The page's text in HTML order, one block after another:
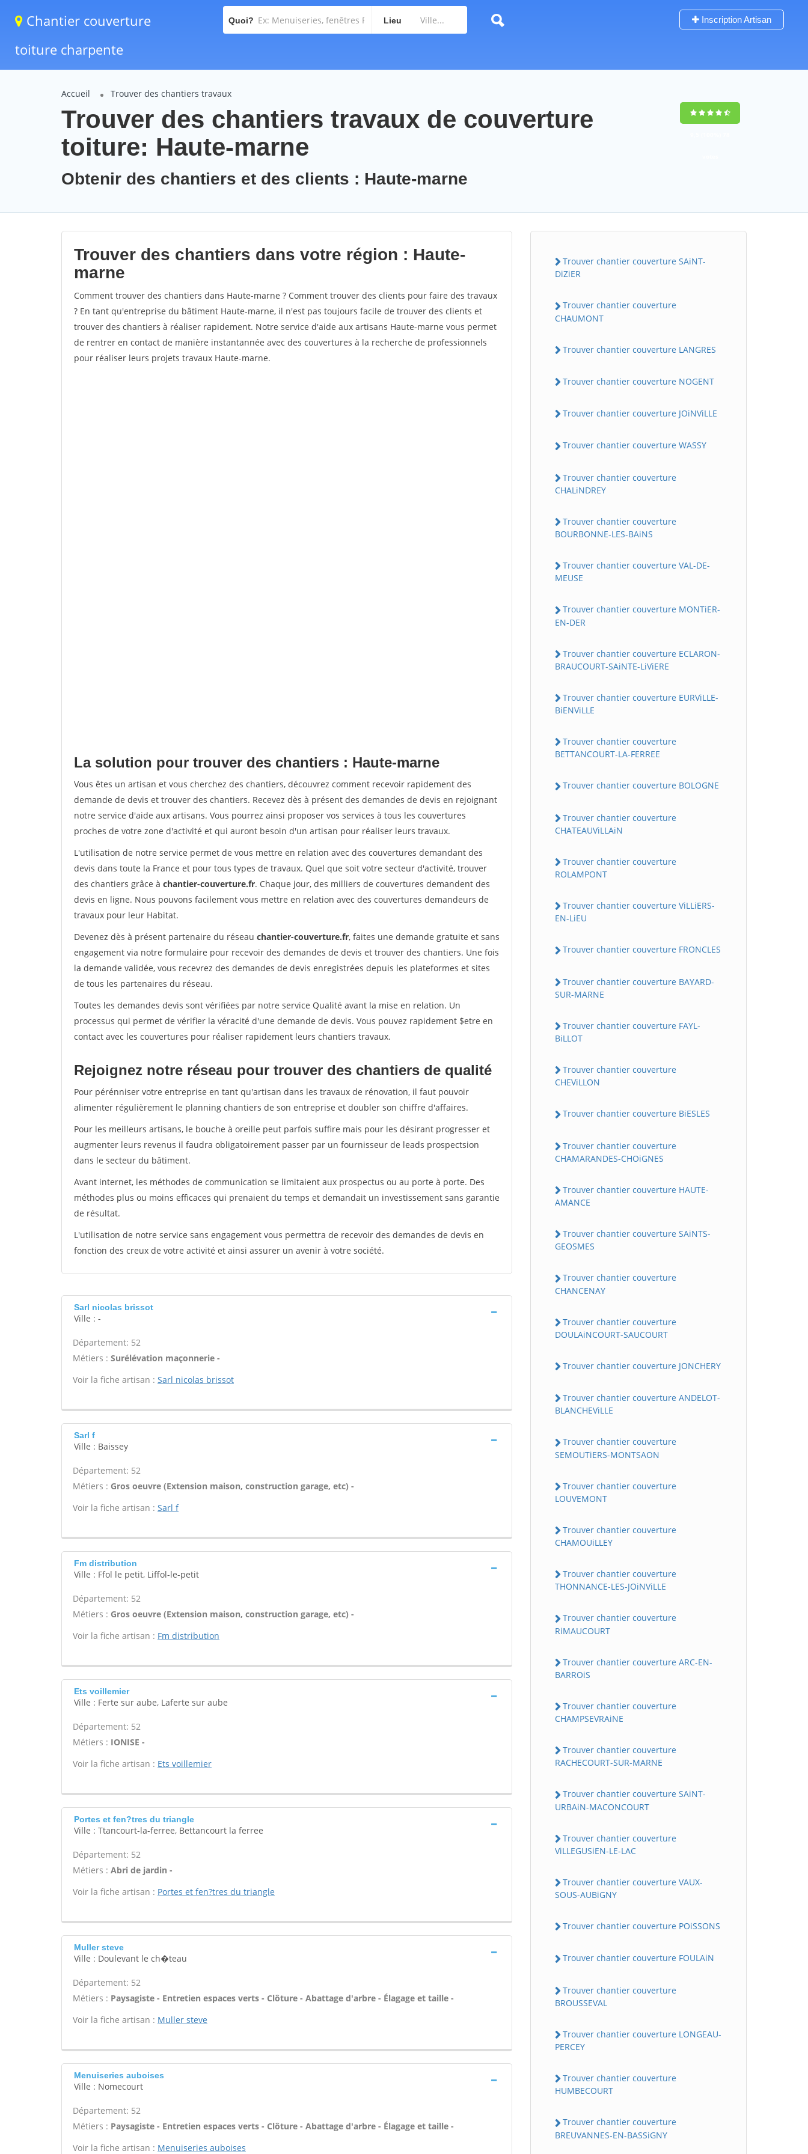
Chantier couverture
toiture charpente
Quoi? Lieu Inscription Artisan
Accueil Trouver des chantiers travaux
Trouver des chantiers travaux de couverture
toiture: Haute-marne
Obtenir des chantiers et des clients : Haute-marne
Trouver des chantiers dans votre région : Haute-
marne
Comment trouver des chantiers dans Haute-marne ? Comment trouver des clients pour faire des travaux
? En tant qu'entreprise du bâtiment Haute-marne, il n'est pas toujours facile de trouver des clients et
trouver des chantiers à réaliser rapidement. Notre service d'aide aux artisans Haute-marne vous permet
de rentrer en contact de manière instantannée avec des couvertures à la recherche de professionnels
pour réaliser leurs projets travaux Haute-marne.
La solution pour trouver des chantiers : Haute-marne
Vous êtes un artisan et vous cherchez des chantiers, découvrez comment recevoir rapidement des
demande de devis et trouver des chantiers. Recevez dès à présent des demandes de devis en rejoignant
notre service d'aide aux artisans. Vous pourrez ainsi proposer vos services à tous les couvertures
proches de votre zone d'activité et qui auront besoin d'un artisan pour réaliser leurs travaux.
L'utilisation de notre service permet de vous mettre en relation avec des couvertures demandant des
devis dans toute la France et pour tous types de travaux. Quel que soit votre secteur d'activité, trouver
des chantiers grâce à chantier-couverture.fr. Chaque jour, des milliers de couvertures demandent des
devis en ligne. Nous pouvons facilement vous mettre en relation avec des couvertures demandeurs de
travaux pour leur Habitat.
Devenez dès à présent partenaire du réseau chantier-couverture.fr, faites une demande gratuite et sans
engagement via notre formulaire pour recevoir des demandes de devis et trouver des chantiers. Une fois
la demande validée, vous recevrez des demandes de devis enregistrées depuis les plateformes et sites
de tous les partenaires du réseau.
Toutes les demandes devis sont vérifiées par notre service Qualité avant la mise en relation. Un
processus qui permet de vérifier la véracité d'une demande de devis. Vous pouvez rapidement $etre en
contact avec les couvertures pour réaliser rapidement leurs chantiers travaux.
Rejoignez notre réseau pour trouver des chantiers de qualité
Pour pérénniser votre entreprise en tant qu'artisan dans les travaux de rénovation, il faut pouvoir
alimenter régulièrement le planning chantiers de son entreprise et doubler son chiffre d'affaires.
Pour les meilleurs artisans, le bouche à oreille peut parfois suffire mais pour les désirant progresser et
augmenter leurs revenus il faudra obligatoirement passer par un fournisseur de leads prospectsion
dans le secteur du bâtiment.
Avant internet, les méthodes de communication se limitaient aux prospectus ou au porte à porte. Des
méthodes plus ou moins efficaces qui prenaient du temps et demandait un investissement sans garantie
de résultat.
L'utilisation de notre service sans engagement vous permettra de recevoir des demandes de devis en
fonction des creux de votre activité et ainsi assurer un avenir à votre société.
Sarl nicolas brissot
Ville : -
Département: 52
Métiers : Surélévation maçonnerie -
Voir la fiche artisan : Sarl nicolas brissot
Sarl f
Ville : Baissey
Département: 52
Métiers : Gros oeuvre (Extension maison, construction garage, etc) -
Voir la fiche artisan : Sarl f
Fm distribution
Ville : Ffol le petit, Liffol-le-petit
Département: 52
Métiers : Gros oeuvre (Extension maison, construction garage, etc) -
Voir la fiche artisan : Fm distribution
Ets voillemier
Ville : Ferte sur aube, Laferte sur aube
Département: 52
Métiers : IONISE -
Voir la fiche artisan : Ets voillemier
Portes et fen?tres du triangle
Ville : Ttancourt-la-ferree, Bettancourt la ferree
Département: 52
Métiers : Abri de jardin -
Voir la fiche artisan : Portes et fen?tres du triangle
Muller steve
Ville : Doulevant le ch�teau
Département: 52
Métiers : Paysagiste - Entretien espaces verts - Clôture - Abattage d'arbre - Élagage et taille -
Voir la fiche artisan : Muller steve
Menuiseries auboises
Ville : Nomecourt
Département: 52
Métiers : Paysagiste - Entretien espaces verts - Clôture - Abattage d'arbre - Élagage et taille -
Voir la fiche artisan : Menuiseries auboises
Trouver chantier couverture SAiNT-
DiZiER
Trouver chantier couverture
CHAUMONT
Trouver chantier couverture LANGRES
Trouver chantier couverture NOGENT
Trouver chantier couverture JOiNViLLE
Trouver chantier couverture WASSY
Trouver chantier couverture
CHALiNDREY
Trouver chantier couverture
BOURBONNE-LES-BAiNS
Trouver chantier couverture VAL-DE-
MEUSE
Trouver chantier couverture MONTiER-
EN-DER
Trouver chantier couverture ECLARON-
BRAUCOURT-SAiNTE-LiViERE
Trouver chantier couverture EURViLLE-
BiENViLLE
Trouver chantier couverture
BETTANCOURT-LA-FERREE
Trouver chantier couverture BOLOGNE
Trouver chantier couverture
CHATEAUViLLAiN
Trouver chantier couverture
ROLAMPONT
Trouver chantier couverture ViLLiERS-
EN-LiEU
Trouver chantier couverture FRONCLES
Trouver chantier couverture BAYARD-
SUR-MARNE
Trouver chantier couverture FAYL-
BiLLOT
Trouver chantier couverture
CHEViLLON
Trouver chantier couverture BiESLES
Trouver chantier couverture
CHAMARANDES-CHOiGNES
Trouver chantier couverture HAUTE-
AMANCE
Trouver chantier couverture SAiNTS-
GEOSMES
Trouver chantier couverture
CHANCENAY
Trouver chantier couverture
DOULAiNCOURT-SAUCOURT
Trouver chantier couverture JONCHERY
Trouver chantier couverture ANDELOT-
BLANCHEViLLE
Trouver chantier couverture
SEMOUTiERS-MONTSAON
Trouver chantier couverture
LOUVEMONT
Trouver chantier couverture
CHAMOUiLLEY
Trouver chantier couverture
THONNANCE-LES-JOiNViLLE
Trouver chantier couverture
RiMAUCOURT
Trouver chantier couverture ARC-EN-
BARROiS
Trouver chantier couverture
CHAMPSEVRAiNE
Trouver chantier couverture
RACHECOURT-SUR-MARNE
Trouver chantier couverture SAiNT-
URBAiN-MACONCOURT
Trouver chantier couverture
ViLLEGUSiEN-LE-LAC
Trouver chantier couverture VAUX-
SOUS-AUBiGNY
Trouver chantier couverture POiSSONS
Trouver chantier couverture FOULAiN
Trouver chantier couverture
BROUSSEVAL
Trouver chantier couverture LONGEAU-
PERCEY
Trouver chantier couverture
HUMBECOURT
Trouver chantier couverture
BREUVANNES-EN-BASSiGNY